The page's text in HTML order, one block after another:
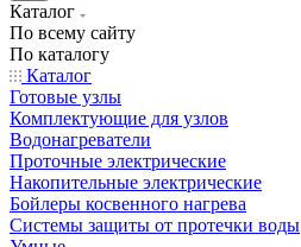
Каталог
По всему сайту
По каталогу
Каталог
Готовые узлы
Комплектующие для узлов
Водонагреватели
Проточные электрические
Накопительные электрические
Бойлеры косвенного нагрева
Системы защиты от протечки воды